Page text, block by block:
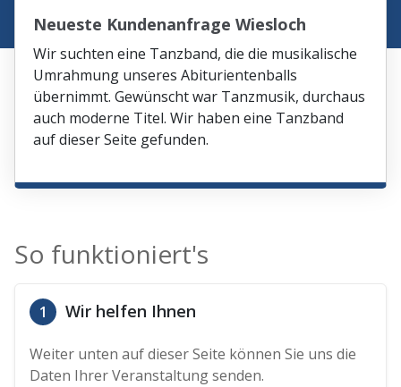
Neueste Kundenanfrage Wiesloch
Wir suchten eine Tanzband, die die musikalische
Umrahmung unseres Abiturientenballs
übernimmt. Gewünscht war Tanzmusik, durchaus
auch moderne Titel. Wir haben eine Tanzband
auf dieser Seite gefunden.
So funktioniert's
1 Wir helfen Ihnen
Weiter unten auf dieser Seite können Sie uns die
Daten Ihrer Veranstaltung senden.